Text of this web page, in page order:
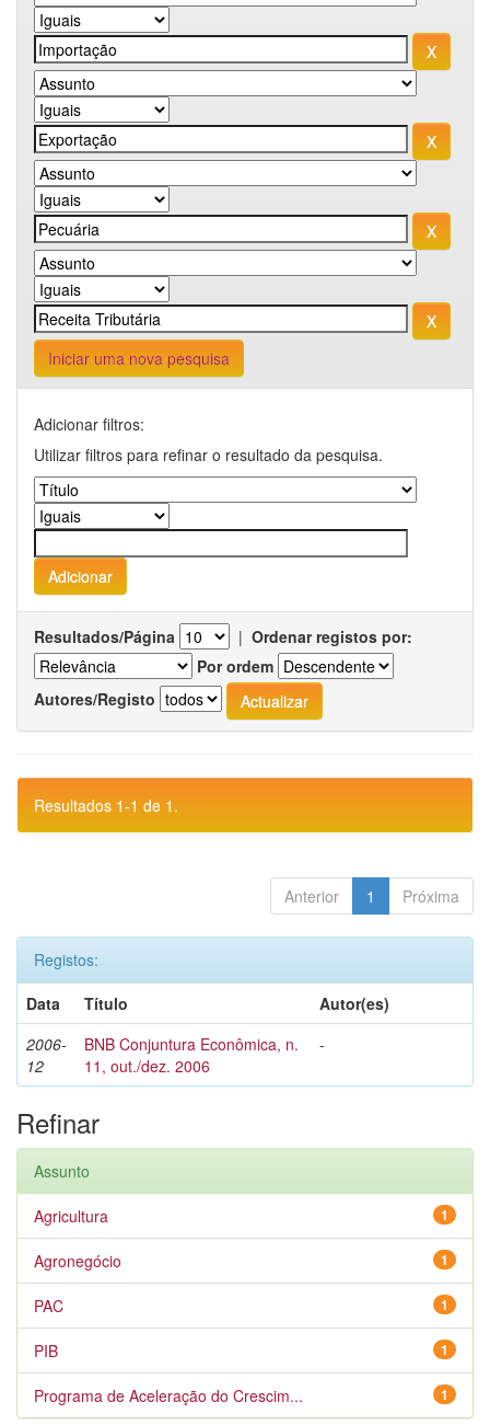
Iniciar uma nova pesquisa
Adicionar filtros:
Utilizar filtros para refinar o resultado da pesquisa.
Resultados/Página | Ordenar registos por:
Por ordem
Autores/Registo
Resultados 1-1 de 1.
Anterior 1 Próxima
Registos:
Data
Título
Autor(es)
2006-
12
BNB Conjuntura Econômica, n.
11, out./dez. 2006
-
Refinar
Assunto
1
Agricultura
1
Agronegócio
1
PAC
1
PIB
1
Programa de Aceleração do Crescim...